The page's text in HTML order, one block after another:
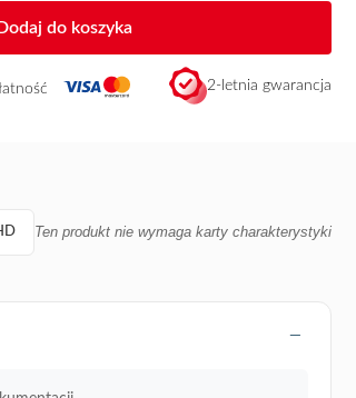
Dodaj do koszyka
2-letnia gwarancja
Ten produkt nie wymaga karty charakterystyki